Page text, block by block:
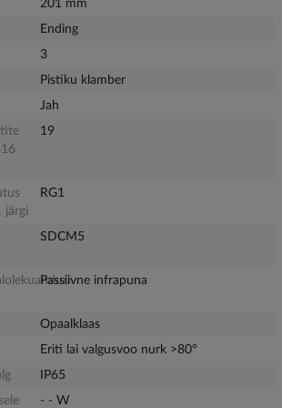
201 mm
Ending
3
Pistiku klamber
Jah
19
järgi
RG1
SDCM5
Passiivne infrapuna
Opaalklaas
Eriti lai valgusvoo nurk >80°
IP65
- - W